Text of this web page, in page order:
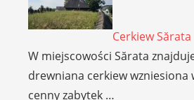
Cerkiew Sărata
W miejscowości Sărata
drewniana cerkiew wzniesiona
cenny zabytek …